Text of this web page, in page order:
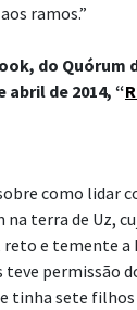
ramos.”
do Quórum
de 2014, “
como lidar
terra de Uz,
e temente a
teve permissão
tinha sete